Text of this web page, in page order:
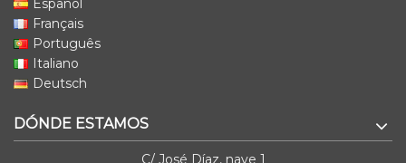
Español
Français
Português
Italiano
Deutsch
DÓNDE ESTAMOS
C/ José Díaz, nave 1